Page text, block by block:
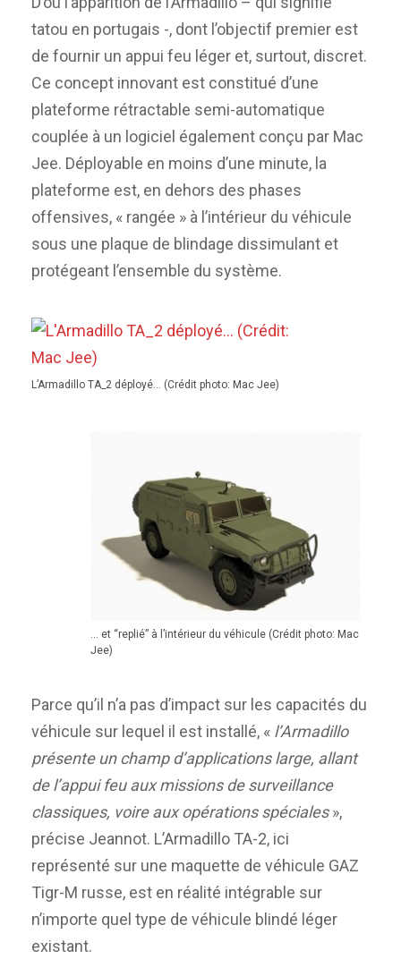
tatou en portugais -, dont l’objectif premier est
de fournir un appui feu léger et, surtout, discret.
Ce concept innovant est constitué d’une
plateforme rétractable semi-automatique
couplée à un logiciel également conçu par Mac
Jee. Déployable en moins d’une minute, la
plateforme est, en dehors des phases
offensives, « rangée » à l’intérieur du véhicule
sous une plaque de blindage dissimulant et
protégeant l’ensemble du système.
L’Armadillo TA_2 déployé… (Crédit photo: Mac Jee)
… et “replié” à l’intérieur du véhicule (Crédit photo: Mac
Jee)
Parce qu’il n’a pas d’impact sur les capacités du
véhicule sur lequel il est installé, « l’Armadillo
présente un champ d’applications large, allant
de l’appui feu aux missions de surveillance
classiques, voire aux opérations spéciales»,
précise Jeannot. L’Armadillo TA-2, ici
représenté sur une maquette de véhicule GAZ
Tigr-M russe, est en réalité intégrable sur
n’importe quel type de véhicule blindé léger
existant.